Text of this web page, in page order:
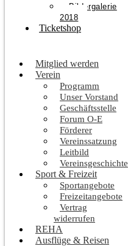
Bildergalerie
2018
Ticketshop
Mitglied werden
Verein
Programm
Unser Vorstand
Geschäftsstelle
Forum O-E
Förderer
Vereinssatzung
Leitbild
Vereinsgeschichte
Sport & Freizeit
Sportangebote
Freizeitangebote
Vertrag
widerrufen
REHA
Ausflüge & Reisen